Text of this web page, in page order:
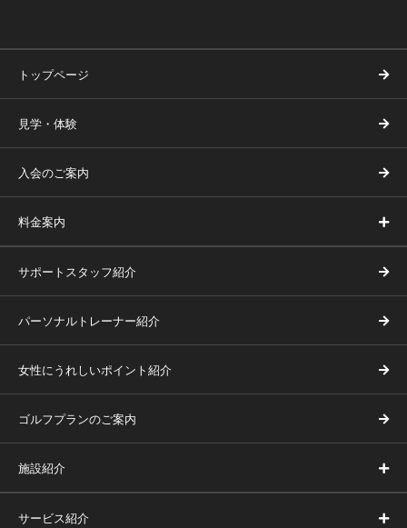
トップページ
見学・体験
入会のご案内
料金案内
サポートスタッフ紹介
パーソナルトレーナー紹介
女性にうれしいポイント紹介
ゴルフプランのご案内
施設紹介
サービス紹介